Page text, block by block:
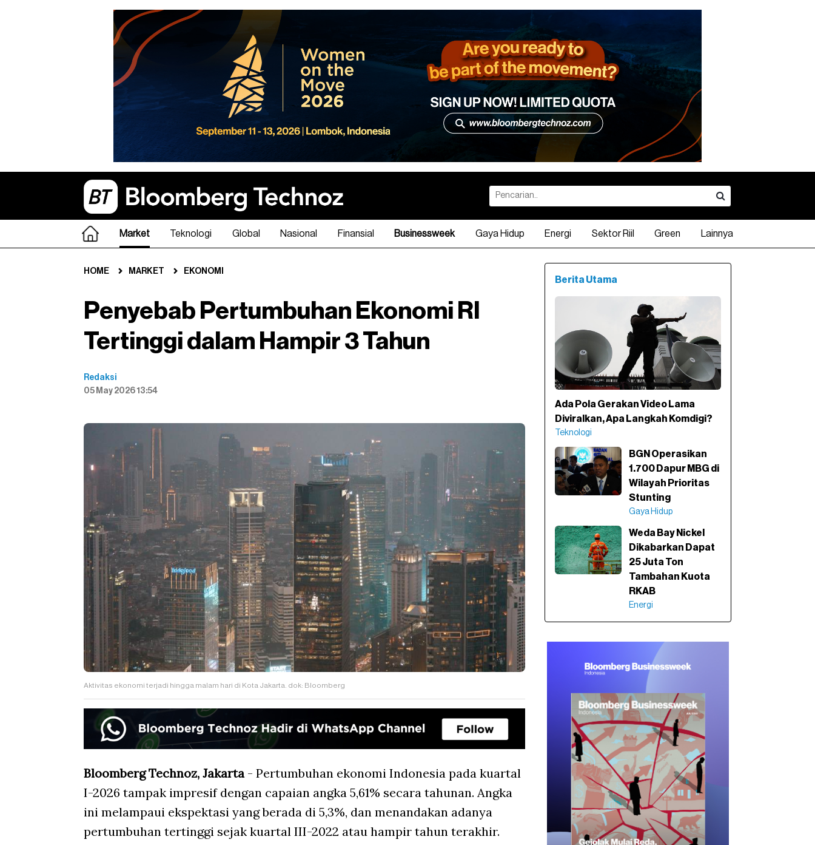
Market Teknologi Global Nasional Finansial Businessweek Gaya Hidup Energi Sektor Riil Green Lainnya
HOME MARKET EKONOMI
Penyebab Pertumbuhan Ekonomi RI
Tertinggi dalam Hampir 3 Tahun
Redaksi
05 May 2026 13:54
Aktivitas ekonomi terjadi hingga malam hari di Kota Jakarta. dok: Bloomberg
Bloomberg Technoz, Jakarta- Pertumbuhan ekonomi Indonesia pada kuartal
I-2026 tampak impresif dengan capaian angka 5,61% secara tahunan. Angka
ini melampaui ekspektasi yang berada di 5,3%, dan menandakan adanya
pertumbuhan tertinggi sejak kuartal III-2022 atau hampir tahun terakhir.
Berita Utama
Ada Pola Gerakan Video Lama
Diviralkan, Apa Langkah Komdigi?
Teknologi
BGN Operasikan
1.700 Dapur MBG di
Wilayah Prioritas
Stunting
Gaya Hidup
Weda Bay Nickel
Dikabarkan Dapat
25 Juta Ton
Tambahan Kuota
RKAB
Energi